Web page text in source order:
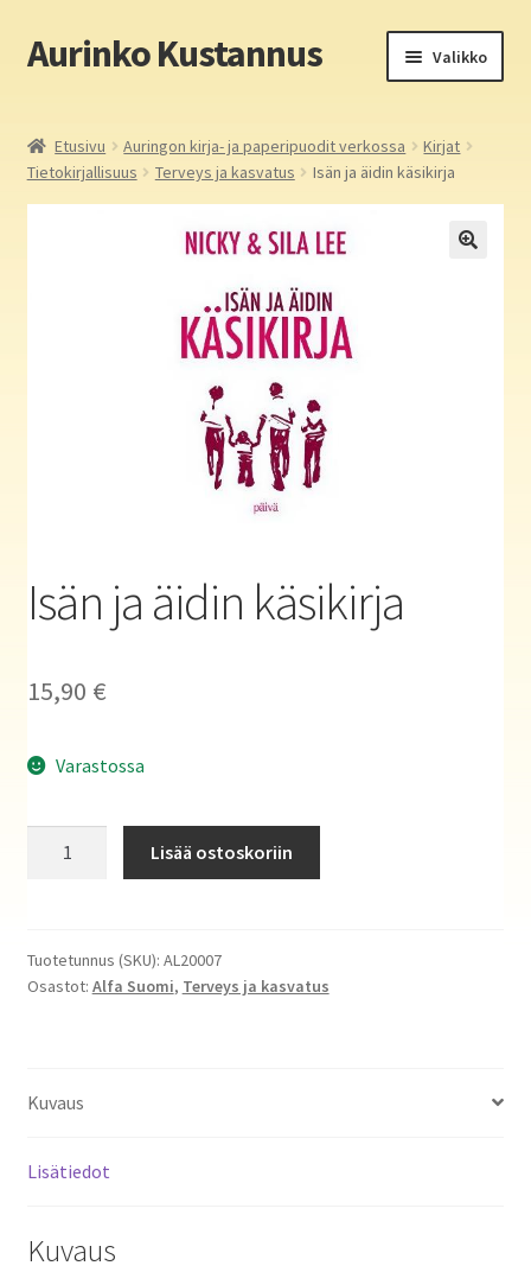
Siirry
navigointiin
Siirry
sisältöön
Aurinko Kustannus Valikko
Yritys
Aurinko Kustannus: kirjat
Auringon kirja- ja paperipuodit verkossa
Etusivu Auringon kirja- ja paperipuodit verkossa
Kirjat
Tietokirjallisuus
Terveys ja kasvatus Isän ja äidin käsikirja
Isän ja äidin käsikirja
15,90 €
Varastossa
määrä
Lisää ostoskoriin
Tuotetunnus (SKU): AL20007
Osastot: Alfa Suomi, Terveys ja kasvatus
Kuvaus
Lisätiedot
Kuvaus